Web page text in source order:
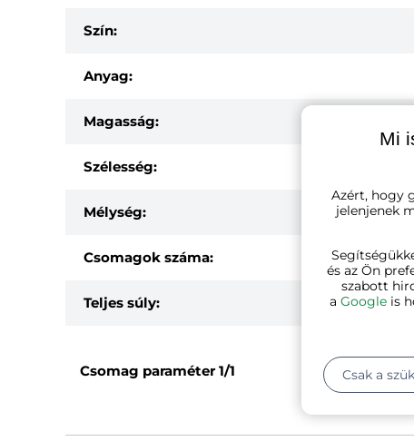
Szín:
Anyag:
Magasság:
Szélesség:
Mélység:
Csomagok száma:
Teljes súly:
Csomag paraméter1/1
Mi
Azért, hogy
jelenjenek
és az Ön
szabott
a Googleis
Csak a